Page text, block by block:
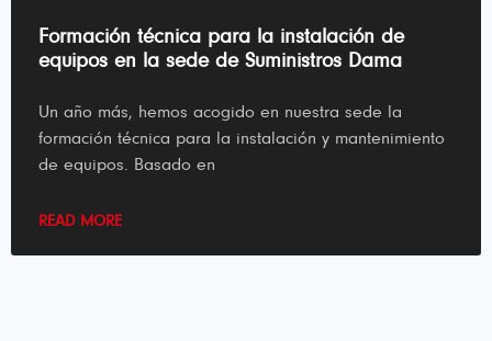
Formación técnica para la instalación de
equipos en la sede de Suministros Dama
Un año más, hemos acogido en nuestra sede la
formación técnica para la instalación y mantenimiento
de equipos. Basado en
READ MORE